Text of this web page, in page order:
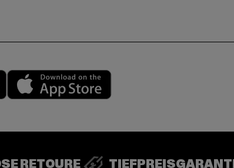
Play market
RETOURE